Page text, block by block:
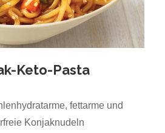
Keto-Pasta
fettarme und
Konjaknudeln